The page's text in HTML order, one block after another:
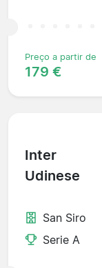
Preço a partir de
179 €
Inter
Udinese
San Siro
Serie A